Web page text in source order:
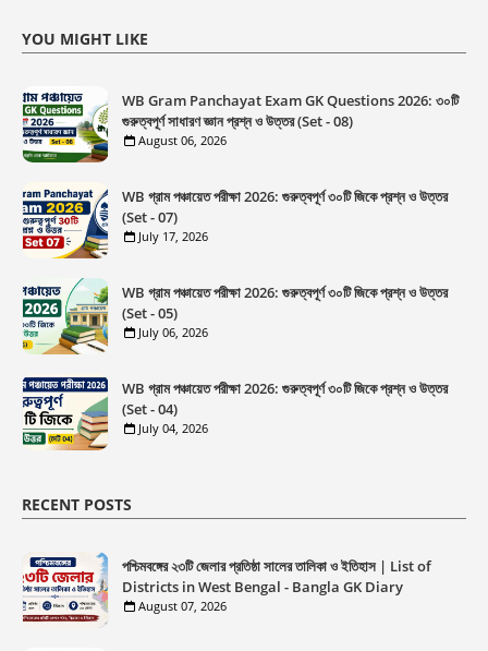
YOU MIGHT LIKE
WB Gram Panchayat Exam GK Questions 2026: ৩০টি
গুরুত্বপূর্ণ সাধারণ জ্ঞান প্রশ্ন ও উত্তর (Set - 08)
August 06, 2026
WB গ্রাম পঞ্চায়েত পরীক্ষা 2026: গুরুত্বপূর্ণ ৩০টি জিকে প্রশ্ন ও উত্তর
(Set - 07)
July 17, 2026
WB গ্রাম পঞ্চায়েত পরীক্ষা 2026: গুরুত্বপূর্ণ ৩০টি জিকে প্রশ্ন ও উত্তর
(Set - 05)
July 06, 2026
WB গ্রাম পঞ্চায়েত পরীক্ষা 2026: গুরুত্বপূর্ণ ৩০টি জিকে প্রশ্ন ও উত্তর
(Set - 04)
July 04, 2026
RECENT POSTS
পশ্চিমবঙ্গের ২৩টি জেলার প্রতিষ্ঠা সালের তালিকা ও ইতিহাস | List of
Districts in West Bengal - Bangla GK Diary
August 07, 2026